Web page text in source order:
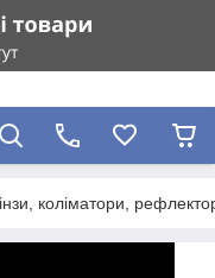
коліматори,